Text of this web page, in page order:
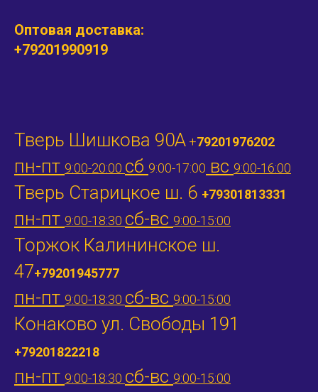
Оптовая доставка:
+79201990919
Тверь Шишкова 90А +79201976202
пн-пт 9:00-20:00 сб 9:00-17:00 вс 9:00-16:00
Тверь Старицкое ш. 6 +79301813331
пн-пт 9:00-18:30 сб-вс 9:00-15:00
Торжок Калининское ш.
47+79201945777
пн-пт 9:00-18:30 сб-вс 9:00-15:00
Конаково ул. Свободы 191
+79201822218
пн-пт 9:00-18:30 сб-вс 9:00-15:00